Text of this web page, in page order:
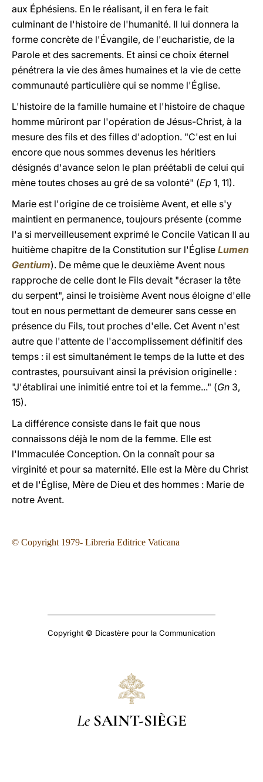
aux Éphésiens. En le réalisant, il en fera le fait
culminant de l'histoire de l'humanité. Il lui donnera la
forme concrète de l'Évangile, de l'eucharistie, de la
Parole et des sacrements. Et ainsi ce choix éternel
pénétrera la vie des âmes humaines et la vie de cette
communauté particulière qui se nomme l'Église.
L'histoire de la famille humaine et l'histoire de chaque
homme mûriront par l'opération de Jésus-Christ, à la
mesure des fils et des filles d'adoption. "C'est en lui
encore que nous sommes devenus les héritiers
désignés d'avance selon le plan préétabli de celui qui
mène toutes choses au gré de sa volonté" (Ep 1, 11).
Marie est l'origine de ce troisième Avent, et elle s'y
maintient en permanence, toujours présente (comme
l'a si merveilleusement exprimé le Concile Vatican II au
huitième chapitre de la Constitution sur l'Église Lumen
Gentium). De même que le deuxième Avent nous
rapproche de celle dont le Fils devait "écraser la tête
du serpent", ainsi le troisième Avent nous éloigne d'elle
tout en nous permettant de demeurer sans cesse en
présence du Fils, tout proches d'elle. Cet Avent n'est
autre que l'attente de l'accomplissement définitif des
temps : il est simultanément le temps de la lutte et des
contrastes, poursuivant ainsi la prévision originelle :
"J'établirai une inimitié entre toi et la femme..." (Gn 3,
15).
La différence consiste dans le fait que nous
connaissons déjà le nom de la femme. Elle est
l'Immaculée Conception. On la connaît pour sa
virginité et pour sa maternité. Elle est la Mère du Christ
et de l'Église, Mère de Dieu et des hommes : Marie de
notre Avent.
© Copyright 1979- Libreria Editrice Vaticana
Copyright © Dicastère pour la Communication
Le SAINT-SIÈGE